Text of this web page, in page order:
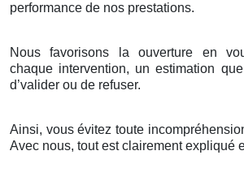
performance de nos prestations.
Nous favorisons la ouverture en
chaque intervention, un estimation
d’valider ou de refuser.
Ainsi, vous évitez toute
Avec nous, tout est clairement expliqué